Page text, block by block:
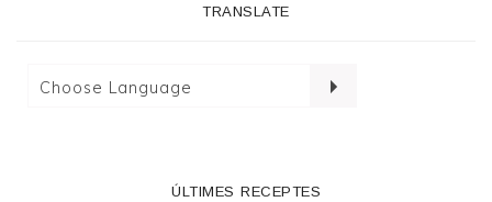
TRANSLATE
ÚLTIMES RECEPTES